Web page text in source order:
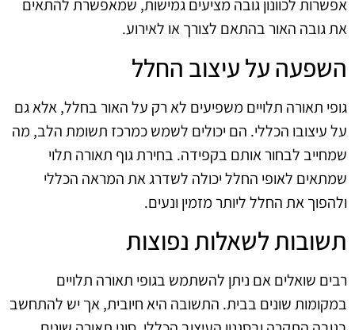
אפשרות לכוונון גובה מציעים גמישות, שמאפשרת להתאים
את גובה האור בהתאם לצורך או לאירוע.
השפעה על עיצוב החלל
גופי תאורה תלויים משפיעים לא רק על האור בחלל, אלא גם
על עיצובו הכללי. הם יכולים לשמש כמרכז תשומת הלב, מה
שמחייב לבחור אותם בקפידה. בחירת גוף תאורה תלוי
שמתאים לאופי החלל יכולה לשדרג את המראה הכללי
ולהפוך את החלל ליותר מזמין ונעים.
תשובות לשאלות נפוצות
רבים שואלים אם ניתן להשתמש בגופי תאורה תלויים
במקומות שונים בבית. התשובה היא חיובית, אך יש להתחשב